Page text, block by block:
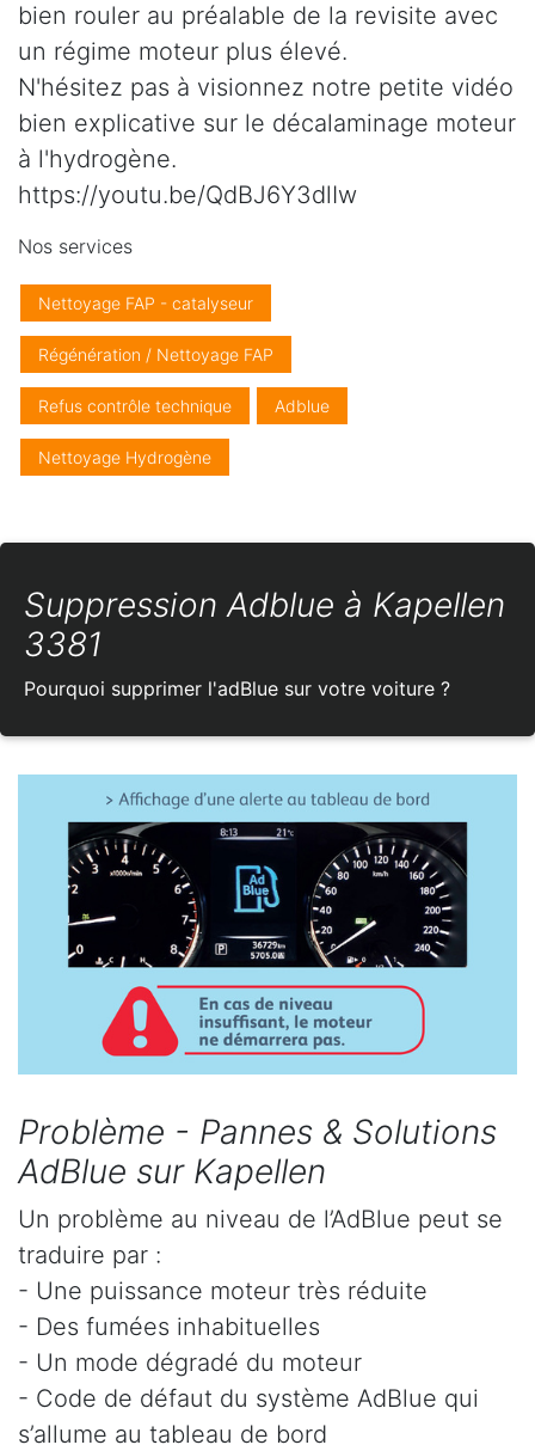
bien rouler au préalable de la revisite avec
un régime moteur plus élevé.
N'hésitez pas à visionnez notre petite vidéo
bien explicative sur le décalaminage moteur
à l'hydrogène.
https://youtu.be/QdBJ6Y3dlIw
Nos services
Nettoyage FAP - catalyseur
Régénération / Nettoyage FAP
Refus contrôle technique Adblue
Nettoyage Hydrogène
Suppression Adblue à Kapellen
3381
Pourquoi supprimer l'adBlue sur votre voiture ?
Problème - Pannes & Solutions
AdBlue sur Kapellen
Un problème au niveau de l’AdBlue peut se
traduire par :
- Une puissance moteur très réduite
- Des fumées inhabituelles
- Un mode dégradé du moteur
- Code de défaut du système AdBlue qui
s’allume au tableau de bord